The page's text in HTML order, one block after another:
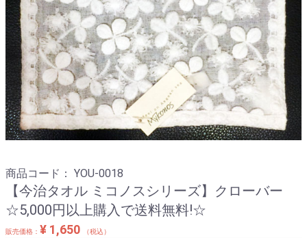
商品コード： YOU-0018
【今治タオル ミコノスシリーズ】クローバー
☆5,000円以上購入で送料無料!☆
販売価格： ¥ 1,650 （税込）